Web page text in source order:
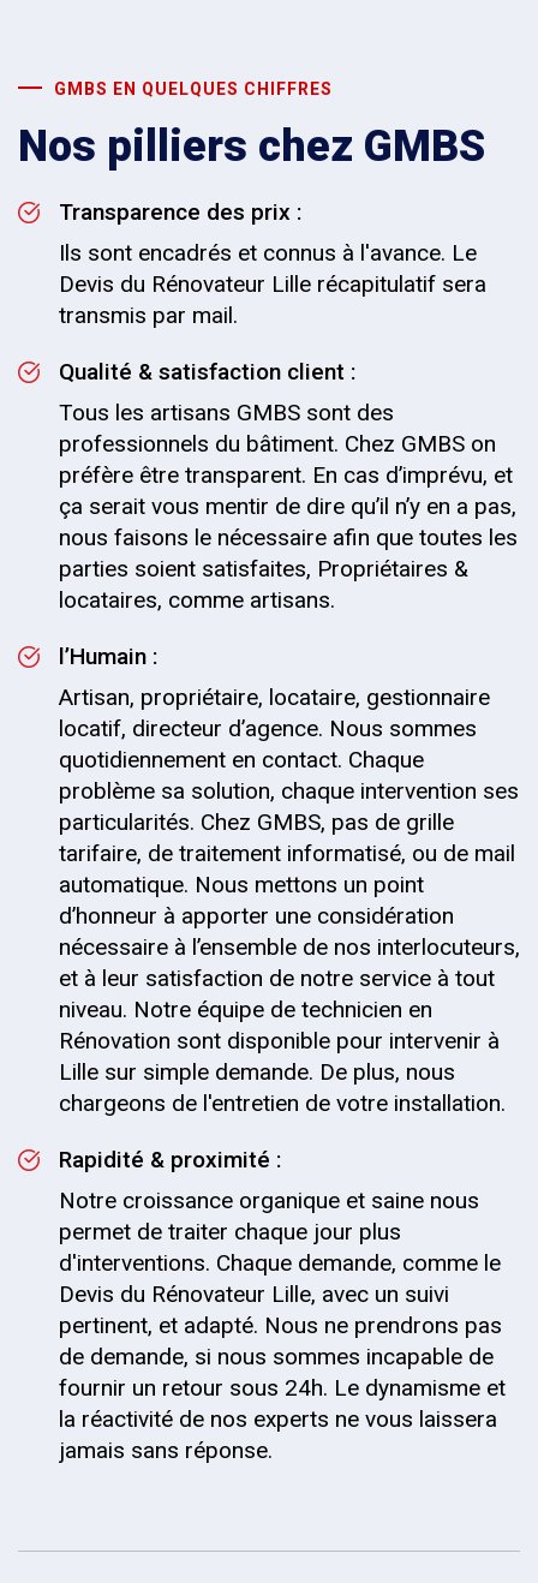
GMBS EN QUELQUES CHIFFRES
Nos pilliers chez GMBS
Transparence des prix :
Ils sont encadrés et connus à l'avance. Le
Devis du Rénovateur Lille récapitulatif sera
transmis par mail.
Qualité & satisfaction client :
Tous les artisans GMBS sont des
professionnels du bâtiment. Chez GMBS on
préfère être transparent. En cas d’imprévu, et
ça serait vous mentir de dire qu’il n’y en a pas,
nous faisons le nécessaire afin que toutes les
parties soient satisfaites, Propriétaires &
locataires, comme artisans.
l’Humain :
Artisan, propriétaire, locataire, gestionnaire
locatif, directeur d’agence. Nous sommes
quotidiennement en contact. Chaque
problème sa solution, chaque intervention ses
particularités. Chez GMBS, pas de grille
tarifaire, de traitement informatisé, ou de mail
automatique. Nous mettons un point
d’honneur à apporter une considération
nécessaire à l’ensemble de nos interlocuteurs,
et à leur satisfaction de notre service à tout
niveau. Notre équipe de technicien en
Rénovation sont disponible pour intervenir à
Lille sur simple demande. De plus, nous
chargeons de l'entretien de votre installation.
Rapidité & proximité :
Notre croissance organique et saine nous
permet de traiter chaque jour plus
d'interventions. Chaque demande, comme le
Devis du Rénovateur Lille, avec un suivi
pertinent, et adapté. Nous ne prendrons pas
de demande, si nous sommes incapable de
fournir un retour sous 24h. Le dynamisme et
la réactivité de nos experts ne vous laissera
jamais sans réponse.